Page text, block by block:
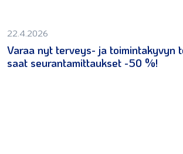
22.4.2026
Varaa nyt terveys- ja toimintakyvyn
saat seurantamittaukset -50 %!